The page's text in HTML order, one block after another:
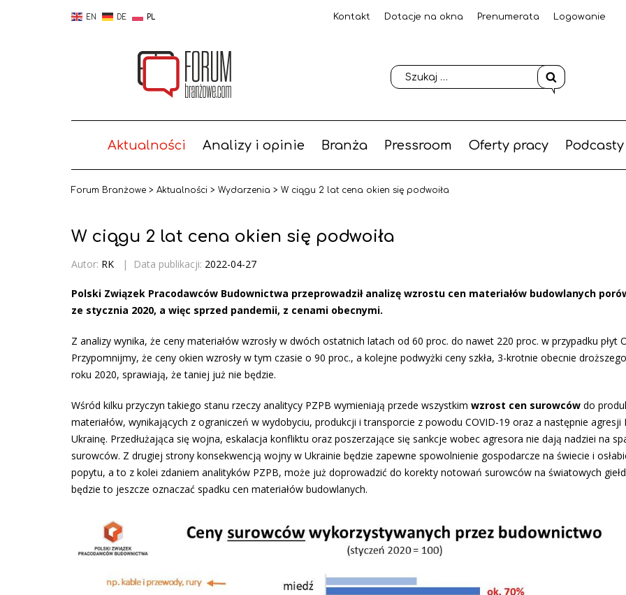
EN DE PL Kontakt Dotacje na okna Prenumerata Logowanie
Aktualności Analizy i opinie Branża Pressroom Oferty pracy Podcasty
Forum Branżowe > Aktualności > Wydarzenia > W ciągu 2 lat cena okien się podwoiła
W ciągu 2 lat cena okien się podwoiła
Autor: RK | Data publikacji: 2022-04-27
Polski Związek Pracodawców Budownictwa przeprowadził analizę wzrostu cen materiałów budowlanych
ze stycznia 2020, a więc sprzed pandemii, z cenami obecnymi.
Z analizy wynika, że ceny materiałów wzrosły w dwóch ostatnich latach od 60 proc. do nawet 220 proc. w przypadku płyt
Przypomnijmy, że ceny okien wzrosły w tym czasie o 90 proc., a kolejne podwyżki ceny szkła, 3-krotnie obecnie
roku 2020, sprawiają, że taniej już nie będzie.
Wśród kilku przyczyn takiego stanu rzeczy analitycy PZPB wymieniają przede wszystkim wzrost cen surowców do
materiałów, wynikających z ograniczeń w wydobyciu, produkcji i transporcie z powodu COVID-19 oraz a następnie agresji
Ukrainę. Przedłużająca się wojna, eskalacja konfliktu oraz poszerzające się sankcje wobec agresora nie dają nadziei na
surowców. Z drugiej strony konsekwencją wojny w Ukrainie będzie zapewne spowolnienie gospodarcze na świecie i
popytu, a to z kolei zdaniem analityków PZPB, może już doprowadzić do korekty notowań surowców na światowych
będzie to jeszcze oznaczać spadku cen materiałów budowlanych.